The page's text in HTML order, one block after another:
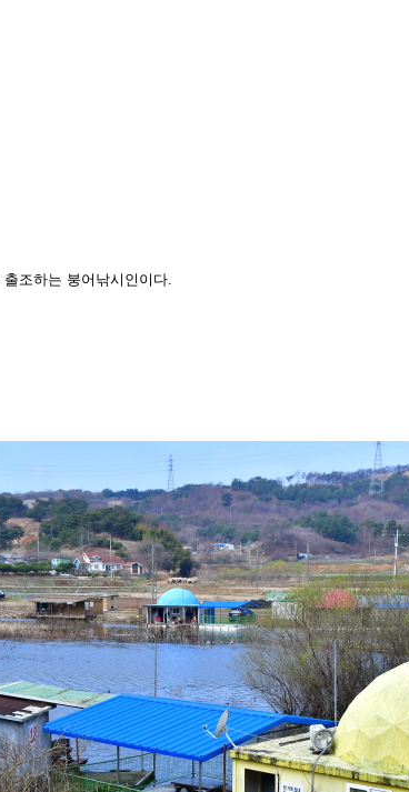
출조하는 붕어낚시인이다.